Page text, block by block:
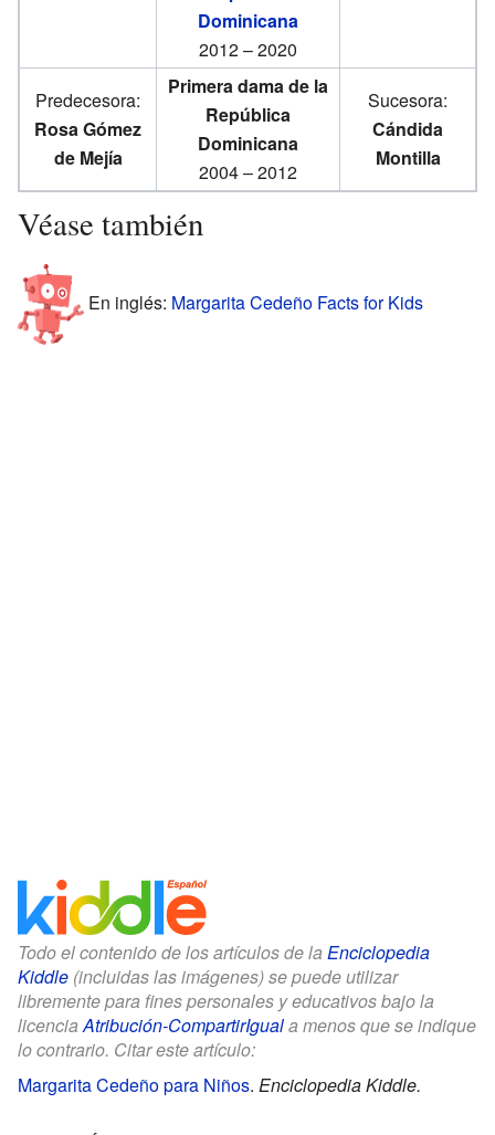
Dominicana
2012 – 2020
Predecesora:
Rosa Gómez
de Mejía
Primera dama de la
República
Dominicana
2004 – 2012
Sucesora:
Cándida
Montilla
Véase también
En inglés: Margarita Cedeño Facts for Kids
Todo el contenido de los artículos de la Enciclopedia
Kiddle (incluidas las imágenes) se puede utilizar
libremente para fines personales y educativos bajo la
licenciaAtribución-CompartirIguala menos que se indique
lo contrario. Citar este artículo:
Margarita Cedeño para Niños. Enciclopedia Kiddle.